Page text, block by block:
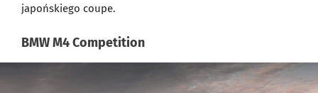
japońskiego coupe.
BMW M4 Competition